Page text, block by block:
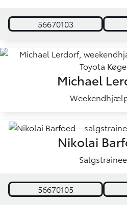
56670103
Michael
Nikolai
Salgstrainee
56670105